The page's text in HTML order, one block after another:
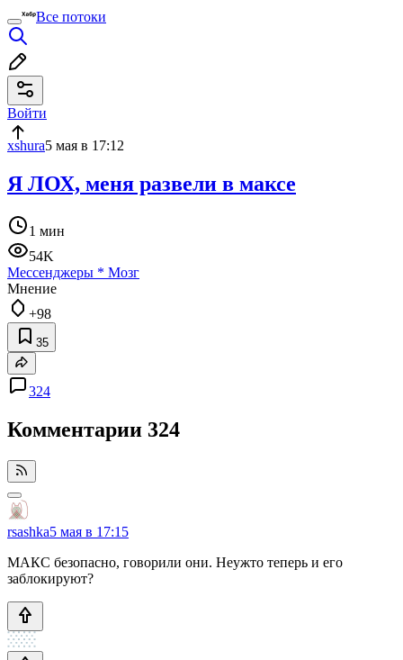
Все потоки
Войти
xshura5 мая в 17:12
Я ЛОХ, меня развели в максе
1 мин
54K
Мессенджеры * Мозг
Мнение
+98
35
324
Комментарии 324
rsashka5 мая в 17:15
МАКС безопасно, говорили они. Неужто теперь и его
заблокируют?